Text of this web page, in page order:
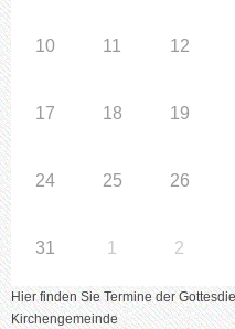
10 11 12
17 18 19
24 25 26
31 1 2
Hier finden Sie Termine der
Kirchengemeinde